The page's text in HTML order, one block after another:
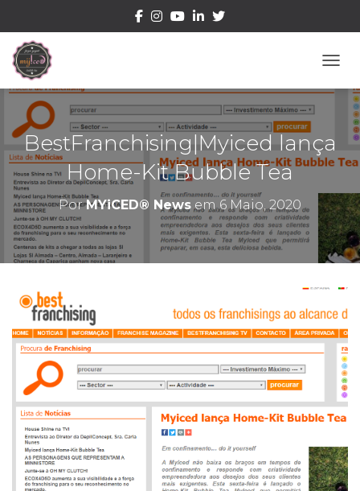
BestFranchising|Myiced lança
Home-Kit Bubble Tea
PorMYiCED® Newsem6 Maio, 2020